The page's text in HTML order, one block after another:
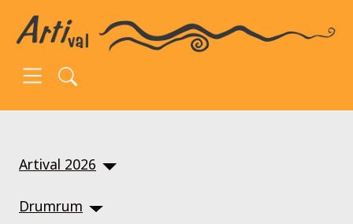
SKIP TO MAIN CONTENT
Artival 2026
Drumrum